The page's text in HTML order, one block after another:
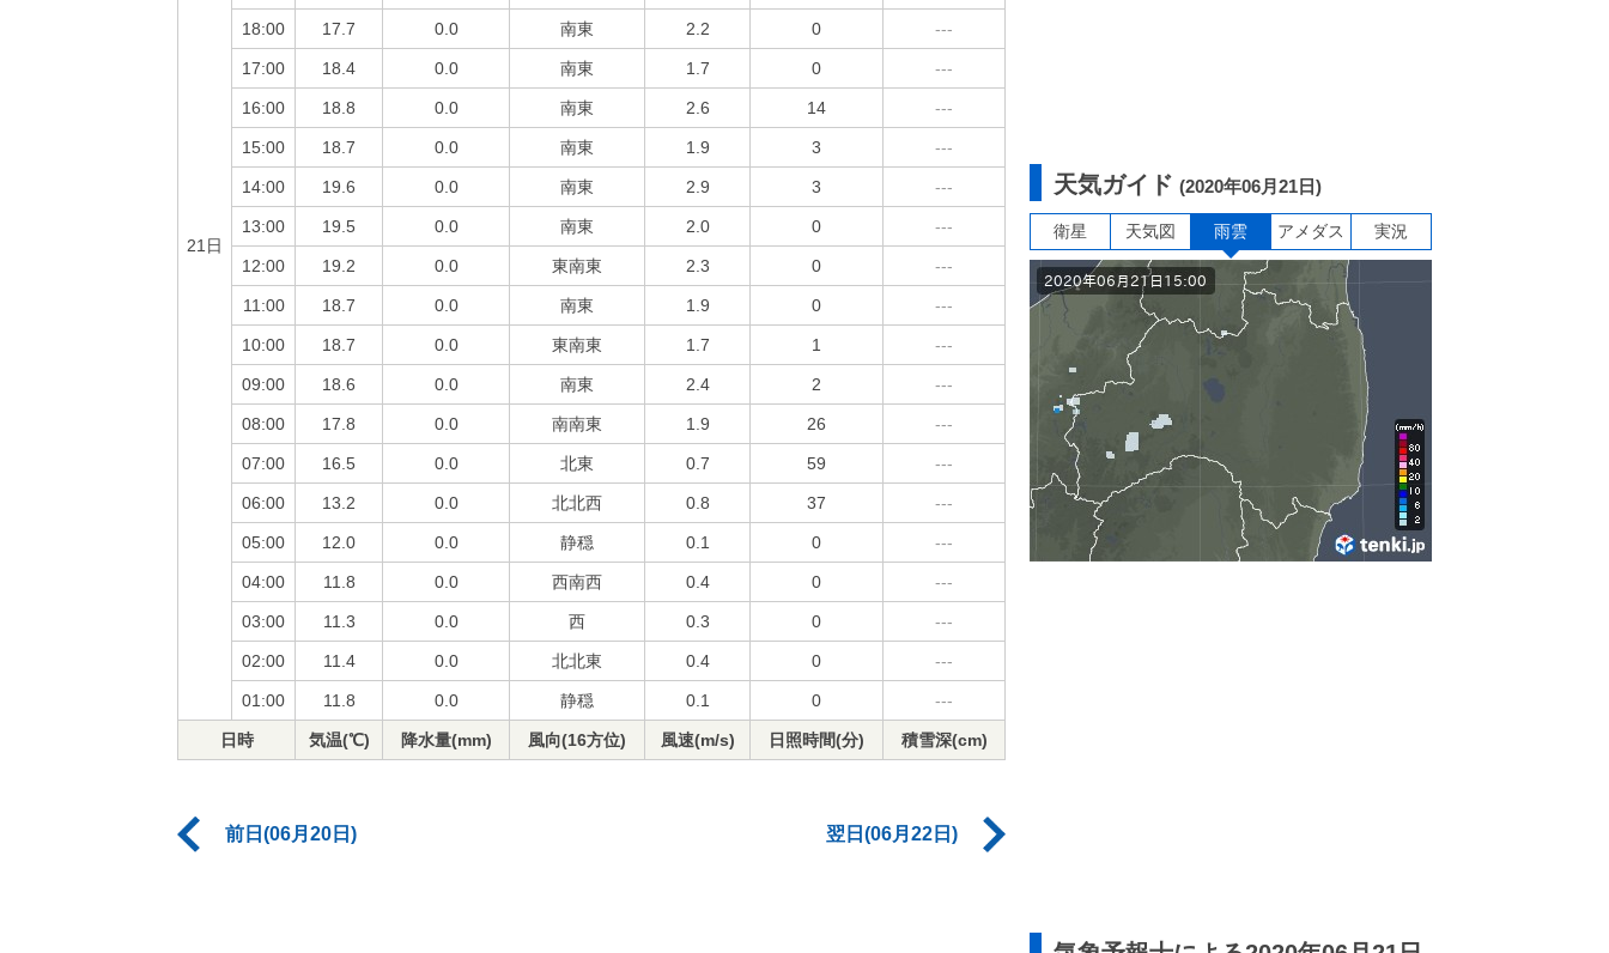
21日
18:00 17.7 0.0 南東 2.2 0 ---
17:00 18.4 0.0 南東 1.7 0 ---
16:00 18.8 0.0 南東 2.6 14 ---
15:00 18.7 0.0 南東 1.9 3 ---
14:00 19.6 0.0 南東 2.9 3 ---
13:00 19.5 0.0 南東 2.0 0 ---
12:00 19.2 0.0 東南東 2.3 0 ---
11:00 18.7 0.0 南東 1.9 0 ---
10:00 18.7 0.0 東南東 1.7 1 ---
09:00 18.6 0.0 南東 2.4 2 ---
08:00 17.8 0.0 南南東 1.9 26 ---
07:00 16.5 0.0 北東 0.7 59 ---
06:00 13.2 0.0 北北西 0.8 37 ---
05:00 12.0 0.0 静穏 0.1 0 ---
04:00 11.8 0.0 西南西 0.4 0 ---
03:00 11.3 0.0 西 0.3 0 ---
02:00 11.4 0.0 北北東 0.4 0 ---
01:00 11.8 0.0 静穏 0.1 0 ---
日時 気温(℃) 降水量(mm) 風向(16方位) 風速(m/s) 日照時間(分) 積雪深(cm)
前日(06月20日) 翌日(06月22日)
天気ガイド (2020年06月21日)
衛星 天気図 雨雲 アメダス 実況